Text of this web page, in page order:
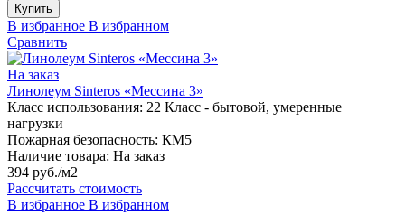
Купить
В избранное В избранном
Сравнить
На заказ
Линолеум Sinteros «Мессина 3»
Класс использования: 22 Класс - бытовой, умеренные
нагрузки
Пожарная безопасность: КМ5
Наличие товара: На заказ
394 руб./м2
Рассчитать стоимость
В избранное В избранном